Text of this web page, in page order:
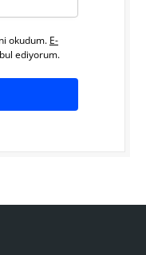
okudum. E-
ediyorum.